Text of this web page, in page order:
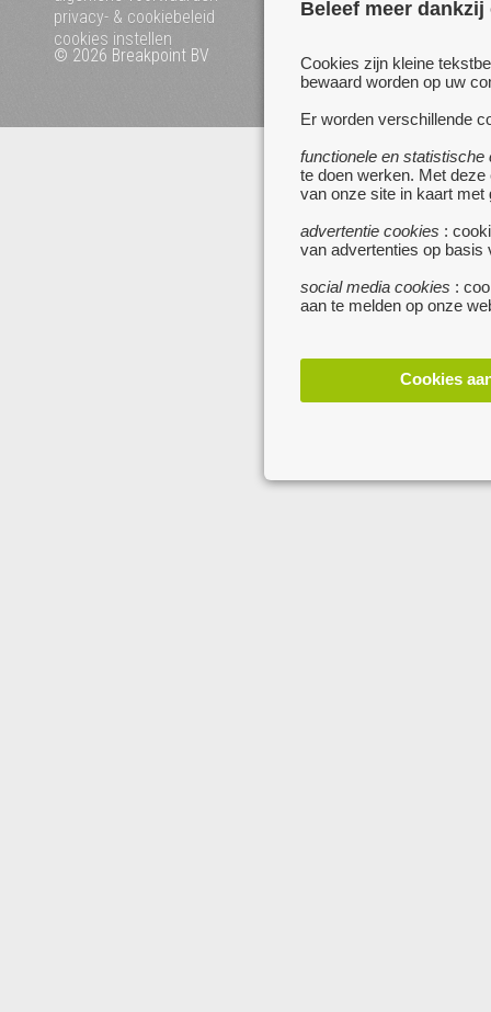
Beleef meer
Cookies zijn kleine
bewaard worden op uw
Er worden verschillende
functionele en statistische
te doen werken. Met
van onze site in kaart met
advertentie cookies :
van advertenties op basis
social media cookies :
aan te melden op onze
Cookies
privacy- & cookiebeleid
cookies instellen
© 2026 Breakpoint BV
Bezoek ook eens onze
websites :
www.koken.be